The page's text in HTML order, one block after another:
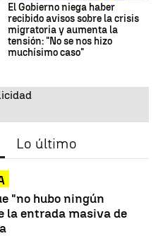
El Gobierno niega haber
recibido avisos sobre la crisis
migratoria y aumenta la
tensión: "No se nos hizo
muchísimo caso"
Lo último
"no hubo ningún
la entrada masiva de